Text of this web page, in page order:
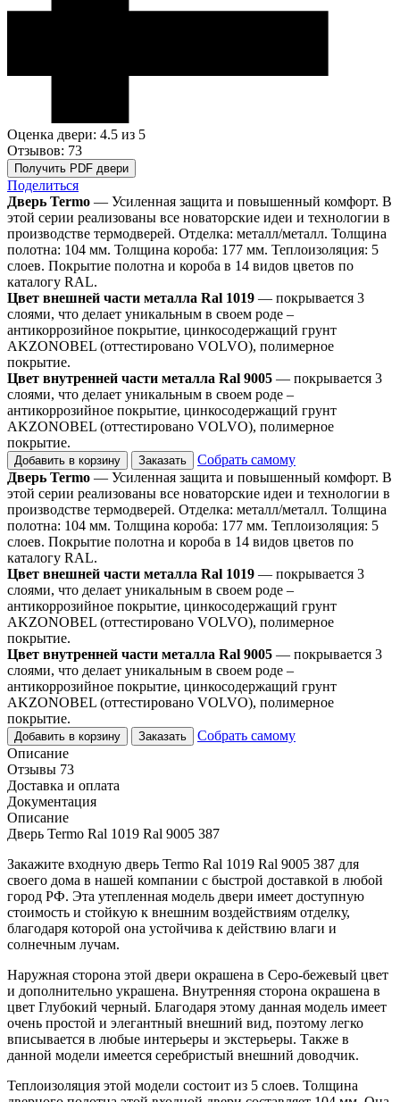
Оценка двери: 4.5 из 5
Отзывов: 73
Получить PDF двери
Поделиться
Дверь Termo — Усиленная защита и повышенный комфорт. В
этой серии реализованы все новаторские идеи и технологии в
производстве термодверей. Отделка: металл/металл. Толщина
полотна: 104 мм. Толщина короба: 177 мм. Теплоизоляция: 5
слоев. Покрытие полотна и короба в 14 видов цветов по
каталогу RAL.
Цвет внешней части металла Ral 1019 — покрывается 3
слоями, что делает уникальным в своем роде –
антикоррозийное покрытие, цинкосодержащий грунт
AKZONOBEL (оттестировано VOLVO), полимерное
покрытие.
Цвет внутренней части металла Ral 9005 — покрывается 3
слоями, что делает уникальным в своем роде –
антикоррозийное покрытие, цинкосодержащий грунт
AKZONOBEL (оттестировано VOLVO), полимерное
покрытие.
Добавить в корзину Заказать
Собрать самому
Дверь Termo — Усиленная защита и повышенный комфорт. В
этой серии реализованы все новаторские идеи и технологии в
производстве термодверей. Отделка: металл/металл. Толщина
полотна: 104 мм. Толщина короба: 177 мм. Теплоизоляция: 5
слоев. Покрытие полотна и короба в 14 видов цветов по
каталогу RAL.
Цвет внешней части металла Ral 1019 — покрывается 3
слоями, что делает уникальным в своем роде –
антикоррозийное покрытие, цинкосодержащий грунт
AKZONOBEL (оттестировано VOLVO), полимерное
покрытие.
Цвет внутренней части металла Ral 9005 — покрывается 3
слоями, что делает уникальным в своем роде –
антикоррозийное покрытие, цинкосодержащий грунт
AKZONOBEL (оттестировано VOLVO), полимерное
покрытие.
Добавить в корзину Заказать
Собрать самому
Описание
Отзывы 73
Доставка и оплата
Документация
Описание
Дверь Termo Ral 1019 Ral 9005 387
Закажите входную дверь Termo Ral 1019 Ral 9005 387 для
своего дома в нашей компании с быстрой доставкой в любой
город РФ. Эта утепленная модель двери имеет доступную
стоимость и стойкую к внешним воздействиям отделку,
благодаря которой она устойчива к действию влаги и
солнечным лучам.
Наружная сторона этой двери окрашена в Серо-бежевый цвет
и дополнительно украшена. Внутренняя сторона окрашена в
цвет Глубокий черный. Благодаря этому данная модель имеет
очень простой и элегантный внешний вид, поэтому легко
вписывается в любые интерьеры и экстерьеры. Также в
данной модели имеется серебристый внешний доводчик.
Теплоизоляция этой модели состоит из 5 слоев. Толщина